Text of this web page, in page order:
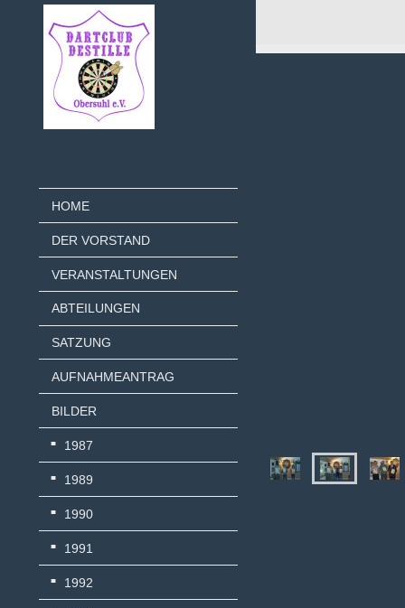
HOME
DER VORSTAND
VERANSTALTUNGEN
ABTEILUNGEN
SATZUNG
AUFNAHMEANTRAG
BILDER
1987
1989
1990
1991
1992